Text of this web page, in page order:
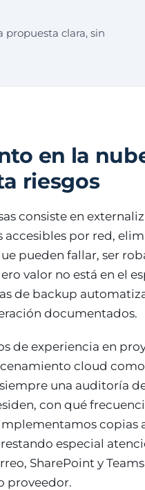
propuesta clara, sin
en la
riesgos
consiste en
por red,
pueden fallar, ser
valor no está en el
de backup
documentados.
de experiencia en
cloud
una auditoría
con qué
copias
especial
SharePoint y
proveedor.